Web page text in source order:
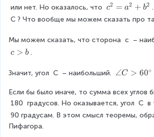
или нет. Но оказалось, что c
^
=
+
^
2
c2 = a2 + b2
C ? Что вообще мы можем сказать про
Мы можем сказать, что сторона c –
c
b
c > b .
Значит, угол C – наибольший. \
n
g
le
∠C > 60∘
Если бы было иначе, то сумма всех углов
180 градусов. Но оказывается, угол C в
90 градусам. В этом смысл теоремы,
Пифагора.